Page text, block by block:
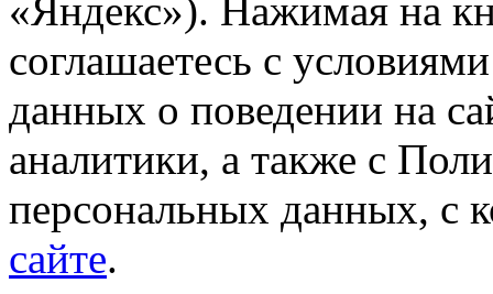
«Яндекс»). Нажимая на
соглашаетесь с
данных о поведении на
аналитики, а также с
персональных данных, с
сайте.